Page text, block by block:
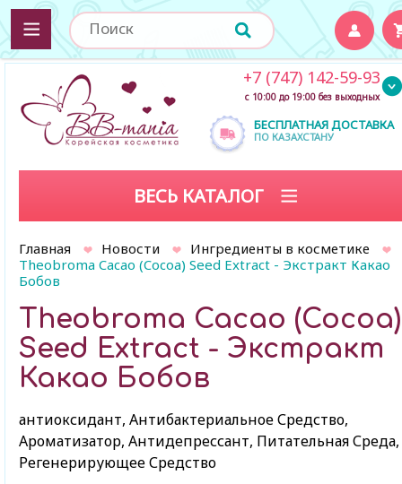
БЕСПЛАТНАЯ ДОСТАВКА
ПО КАЗАХСТАНУ
+7 (747) 142-59-93
с 10:00 до 19:00 без выходных
ВЕСЬ КАТАЛОГ
Главная Новости
Ингредиенты в косметике
Theobroma Cacao (Cocoa) Seed Extract - Экстракт Какао
Бобов
Theobroma Cacao (Cocoa)
Seed Extract - Экстракт
Какао Бобов
антиоксидант, Антибактериальное Средство,
Ароматизатор, Антидепрессант, Питательная Среда,
Регенерирующее Средство